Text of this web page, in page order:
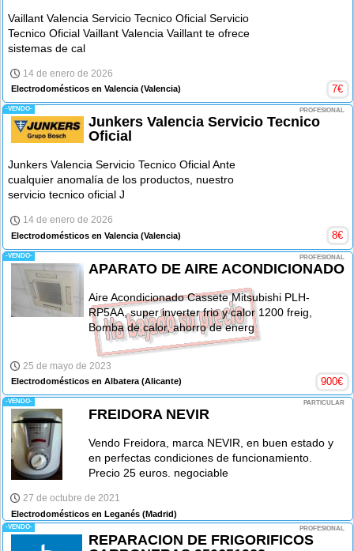
Vaillant Valencia Servicio Tecnico Oficial Servicio
Tecnico Oficial Vaillant Valencia Vaillant te ofrece
sistemas de cal
14 de enero de 2026
Electrodomésticos en Valencia (Valencia) 7€
-VENDO- PROFESIONAL
Junkers Valencia Servicio Tecnico
Oficial
Junkers Valencia Servicio Tecnico Oficial Ante
cualquier anomalía de los productos, nuestro
servicio tecnico oficial J
14 de enero de 2026
Electrodomésticos en Valencia (Valencia) 8€
-VENDO- PROFESIONAL
APARATO DE AIRE ACONDICIONADO
Aire Acondicionado Cassete Mitsubishi PLH-
RP5AA, super inverter frio y calor 1200 freig,
Bomba de calor, ahorro de energ
25 de mayo de 2023
Electrodomésticos en Albatera (Alicante) 900€
-VENDO- PARTICULAR
FREIDORA NEVIR
Vendo Freidora, marca NEVIR, en buen estado y
en perfectas condiciones de funcionamiento.
Precio 25 euros. negociable
27 de octubre de 2021
Electrodomésticos en Leganés (Madrid)
-VENDO- PROFESIONAL
REPARACION DE FRIGORIFICOS